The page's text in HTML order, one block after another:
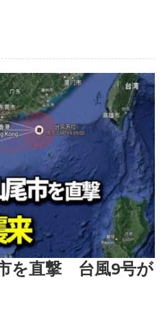
を直撃 台風9号が